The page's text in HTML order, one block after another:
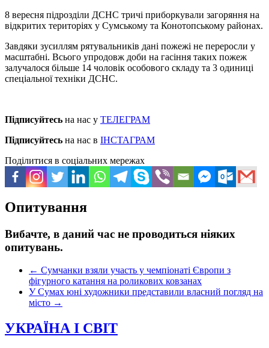
8 вересня підрозділи ДСНС тричі приборкували загоряння на
відкритих територіях у Сумському та Конотопському районах.
Завдяки зусиллям рятувальників дані пожежі не переросли у
масштабні. Всього упродовж доби на гасіння таких пожеж
залучалося більше 14 чоловік особового складу та 3 одиниці
спеціальної техніки ДСНС.
Підписуйтесь на нас у ТЕЛЕГРАМ
Підписуйтесь на нас в ІНСТАГРАМ
Поділитися в соціальних мережах
Опитування
Вибачте, в даний час не проводиться ніяких
опитувань.
← Сумчанки взяли участь у чемпіонаті Європи з
фігурного катання на роликових ковзанах
У Сумах юні художники представили власний погляд на
місто →
УКРАЇНА І СВІТ